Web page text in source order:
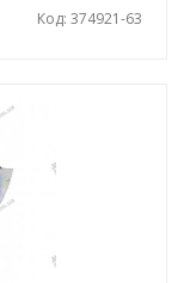
Код: 374921-63